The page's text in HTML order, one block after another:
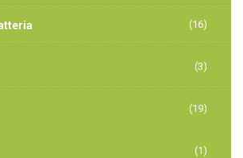
(16)
(3)
(19)
(1)